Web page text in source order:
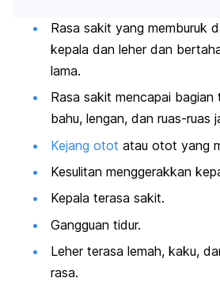
Rasa sakit yang memburuk
kepala dan leher dan
lama.
Rasa sakit mencapai bagian
bahu, lengan, dan ruas-ruas
Kejang otot atau otot yang
Kesulitan menggerakkan
Kepala terasa sakit.
Gangguan tidur.
Leher terasa lemah, kaku,
rasa.